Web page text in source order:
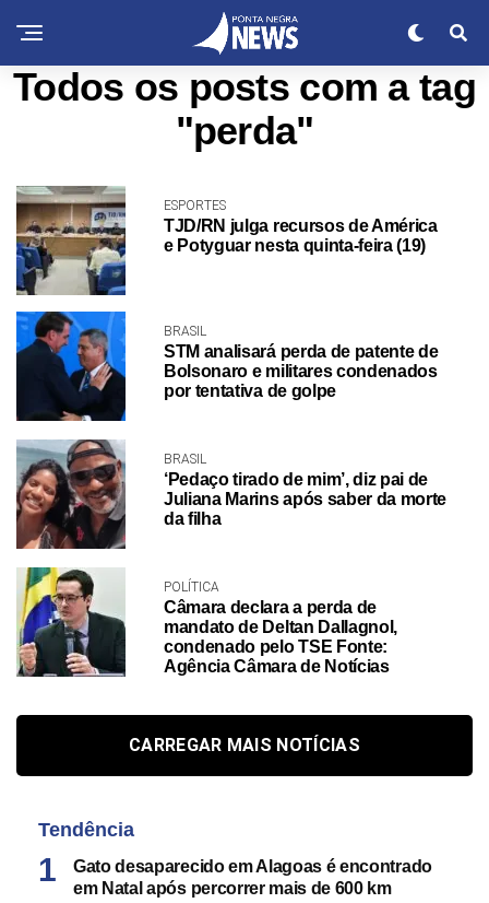
Todos os posts com a tag
"perda"
ESPORTES
TJD/RN julga recursos de América
e Potyguar nesta quinta-feira (19)
BRASIL
STM analisará perda de patente de
Bolsonaro e militares condenados
por tentativa de golpe
BRASIL
‘Pedaço tirado de mim’, diz pai de
Juliana Marins após saber da morte
da filha
POLÍTICA
Câmara declara a perda de
mandato de Deltan Dallagnol,
condenado pelo TSE Fonte:
Agência Câmara de Notícias
CARREGAR MAIS NOTÍCIAS
Tendência
Gato desaparecido em Alagoas é encontrado
em Natal após percorrer mais de 600 km